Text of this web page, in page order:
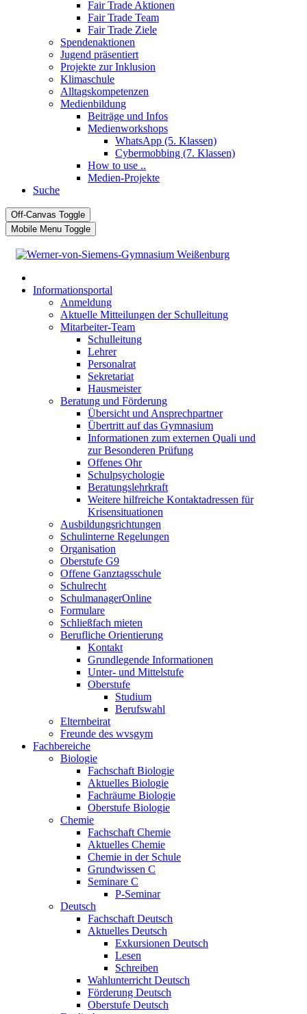
Fair Trade Aktionen
Fair Trade Team
Fair Trade Ziele
Spendenaktionen
Jugend präsentiert
Projekte zur Inklusion
Klimaschule
Alltagskompetenzen
Medienbildung
Beiträge und Infos
Medienworkshops
WhatsApp (5. Klassen)
Cybermobbing (7. Klassen)
How to use ..
Medien-Projekte
Suche
Off-Canvas Toggle
Mobile Menu Toggle
Informationsportal
Anmeldung
Aktuelle Mitteilungen der Schulleitung
Mitarbeiter-Team
Schulleitung
Lehrer
Personalrat
Sekretariat
Hausmeister
Beratung und Förderung
Übersicht und Ansprechpartner
Übertritt auf das Gymnasium
Informationen zum externen Quali und
zur Besonderen Prüfung
Offenes Ohr
Schulpsychologie
Beratungslehrkraft
Weitere hilfreiche Kontaktadressen für
Krisensituationen
Ausbildungsrichtungen
Schulinterne Regelungen
Organisation
Oberstufe G9
Offene Ganztagsschule
Schulrecht
SchulmanagerOnline
Formulare
Schließfach mieten
Berufliche Orientierung
Kontakt
Grundlegende Informationen
Unter- und Mittelstufe
Oberstufe
Studium
Berufswahl
Elternbeirat
Freunde des wvsgym
Fachbereiche
Biologie
Fachschaft Biologie
Aktuelles Biologie
Fachräume Biologie
Oberstufe Biologie
Chemie
Fachschaft Chemie
Aktuelles Chemie
Chemie in der Schule
Grundwissen C
Seminare C
P-Seminar
Deutsch
Fachschaft Deutsch
Aktuelles Deutsch
Exkursionen Deutsch
Lesen
Schreiben
Wahlunterricht Deutsch
Förderung Deutsch
Oberstufe Deutsch